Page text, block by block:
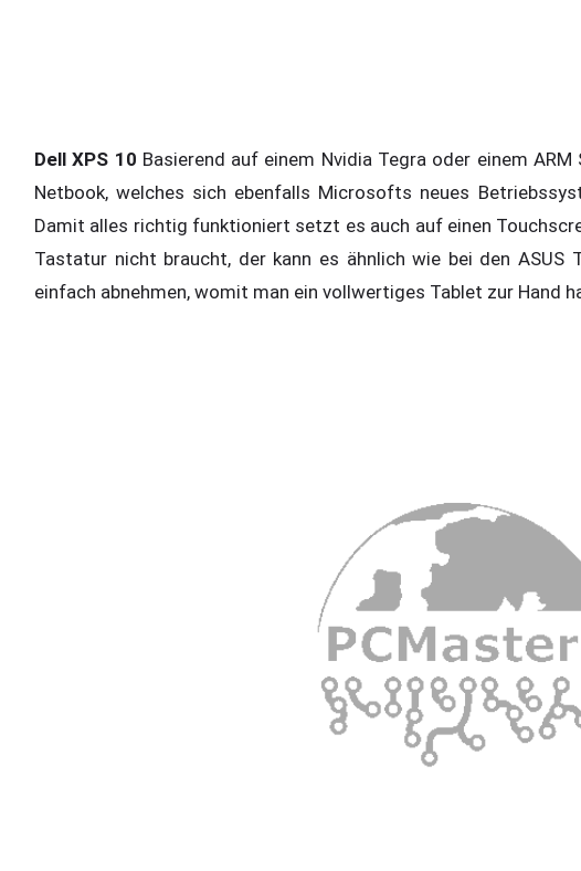
Dell XPS 10 Basierend auf einem Nvidia Tegra oder einem
Netbook, welches sich ebenfalls Microsofts neues
Damit alles richtig funktioniert setzt es auch auf einen
Tastatur nicht braucht, der kann es ähnlich wie bei den ASUS
einfach abnehmen, womit man ein vollwertiges Tablet zur Hand